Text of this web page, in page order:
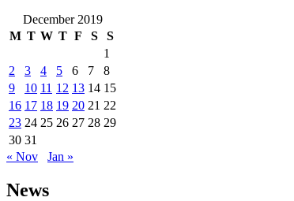
December 2019
M T W T F S
S
1
2
3 4 5 6 7
8
9
10 11 12 13 14 15
16 17 18 19 20 21 22
23 24 25 26 27 28 29
30 31
« Nov
Jan »
News